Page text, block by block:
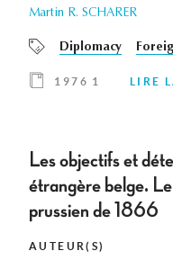
Martin R. SCHARER
Diplomacy
1976 1 LIRE
Les objectifs et
étrangère belge.
prussien de 1866
AUTEUR(S)